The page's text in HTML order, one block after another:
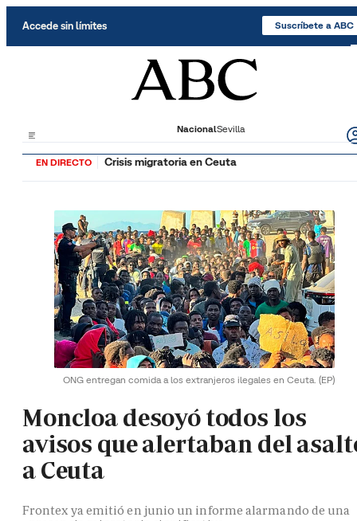
Accede sin límites Suscríbete a ABC
NacionalSevilla
EN DIRECTO Crisis migratoria en Ceuta
ONG entregan comida a los extranjeros ilegales en Ceuta. (EP)
Moncloa desoyó todos los
avisos que alertaban del
a Ceuta
Frontex ya emitió en junio un informe alarmando de una